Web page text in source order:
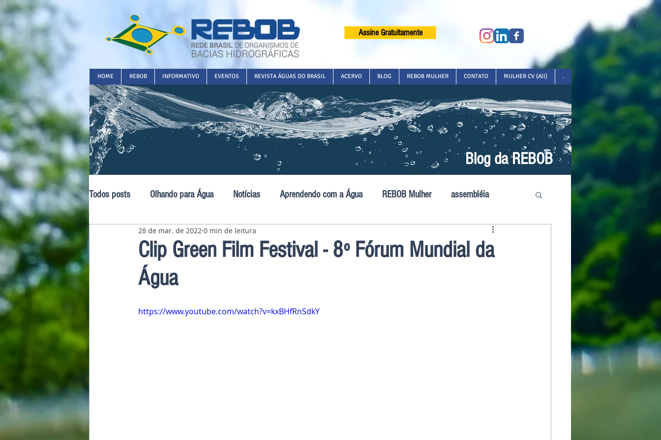
Assine Gratuitamente
HOME REBOB INFORMATIVO EVENTOS REVISTA ÁGUAS DO BRASIL ACERVO BLOG REBOB MULHER CONTATO MULHER CV (All) .
Blog da REBOB
Todos posts Olhando para Água Notícias Aprendendo com a Água REBOB Mulher assembléia
Pavilhão Latino-Americano
Clip Green Film Festival - 8º Fórum Mundial da
Água
28 de mar. de 2022 0 min de leitura
https://www.youtube.com/watch?v=kxBHfRnSdkY